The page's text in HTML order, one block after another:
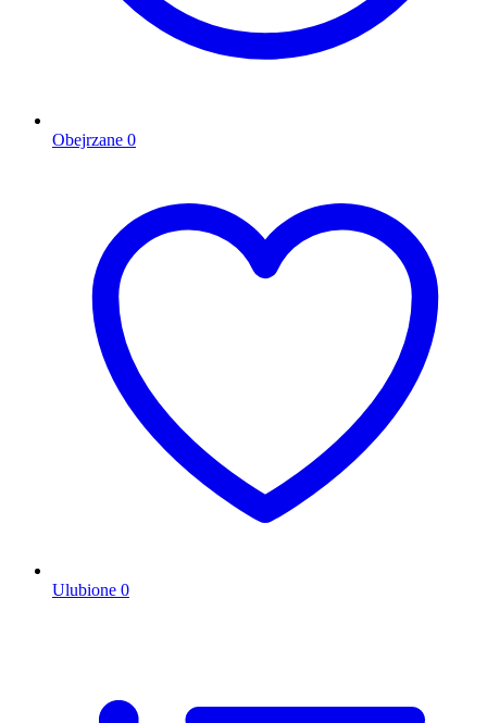
Obejrzane 0
Ulubione 0